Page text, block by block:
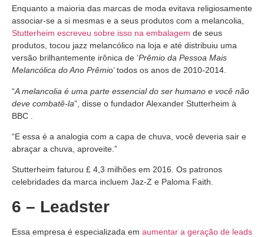
Enquanto a maioria das marcas de moda evitava religiosamente
associar-se a si mesmas e a seus produtos com a melancolia,
Stutterheim escreveu sobre isso na embalagem de seus
produtos, tocou jazz melancólico na loja e até distribuiu uma
versão brilhantemente irônica de ‘Prêmio da Pessoa Mais
Melancólica do Ano Prêmio’ todos os anos de 2010-2014.
“A melancolia é uma parte essencial do ser humano e você não
deve combatê-la”, disse o fundador Alexander Stutterheim à
BBC .
“E essa é a analogia com a capa de chuva, você deveria sair e
abraçar a chuva, aproveite.”
Stutterheim faturou £ 4,3 milhões em 2016. Os patronos
celebridades da marca incluem Jaz-Z e Paloma Faith.
6 – Leadster
Essa empresa é especializada em aumentar a geração de leads